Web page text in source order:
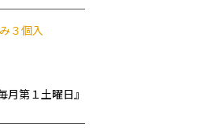
３個入
第１土曜日』